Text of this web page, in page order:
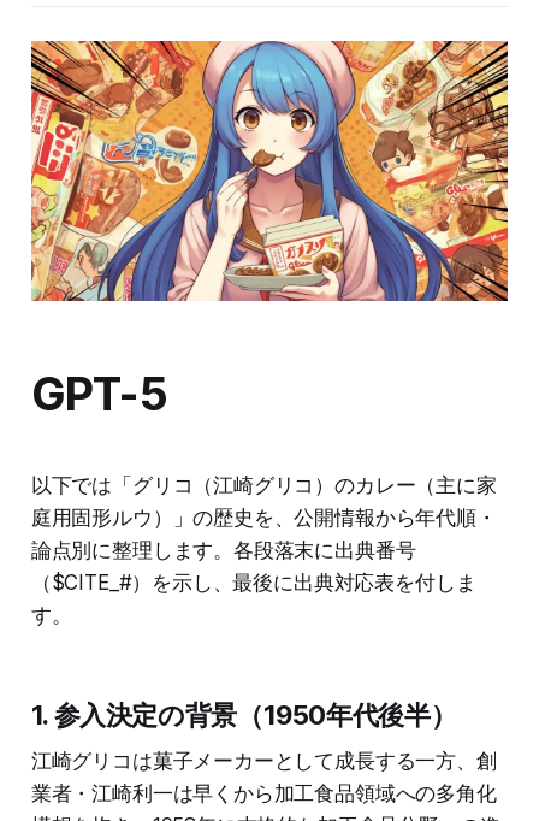
GPT-5
以下では「グリコ（江崎グリコ）のカレー（主に家
庭用固形ルウ）」の歴史を、公開情報から年代順・
論点別に整理します。各段落末に出典番号
（$CITE_#）を示し、最後に出典対応表を付しま
す。
1. 参入決定の背景（1950年代後半）
江崎グリコは菓子メーカーとして成長する一方、創
業者・江崎利一は早くから加工食品領域への多角化